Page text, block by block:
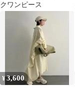
クワンピース
¥3,600